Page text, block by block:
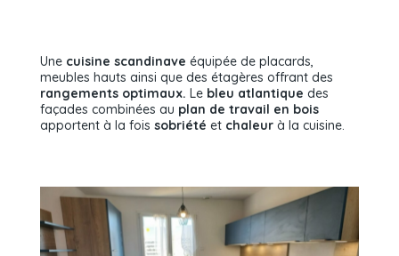
Une cuisine scandinave équipée de placards,
meubles hauts ainsi que des étagères offrant des
rangements optimaux. Le bleu atlantique des
façades combinées au plan de travail en bois
apportent à la fois sobriété et chaleur à la cuisine.